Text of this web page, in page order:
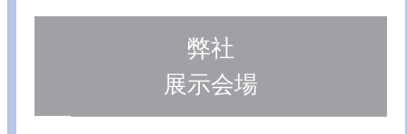
弊社
展示会場